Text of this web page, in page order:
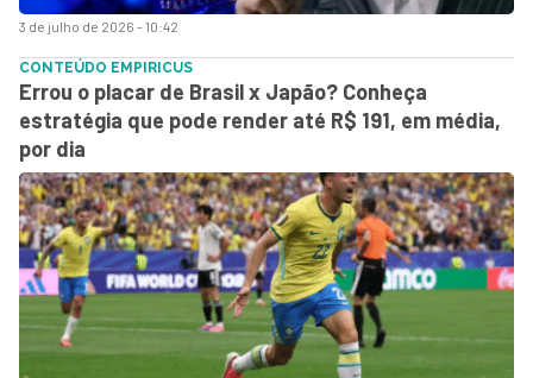
3 de julho de 2026 - 10:42
CONTEÚDO EMPIRICUS
Errou o placar de Brasil x Japão? Conheça
estratégia que pode render até R$ 191, em média,
por dia